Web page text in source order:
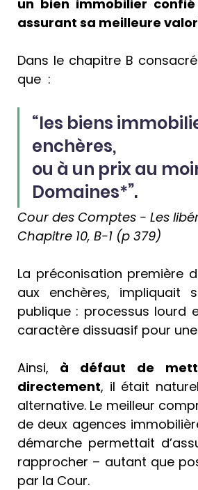
un bien immobilier
assurant sa meilleure
Dans le chapitre B
que  :
“les biens
enchères,
ou à un prix au
Domaines*”.
Cour des Comptes - Les
Chapitre 10, B-1 (p 379)
La préconisation première
aux enchères, impliquait
publique : processus lourd
caractère dissuasif pour
Ainsi, à défaut de
directement, il était
alternative. Le meilleur
de deux agences
démarche permettait
rapprocher – autant que
par la Cour.